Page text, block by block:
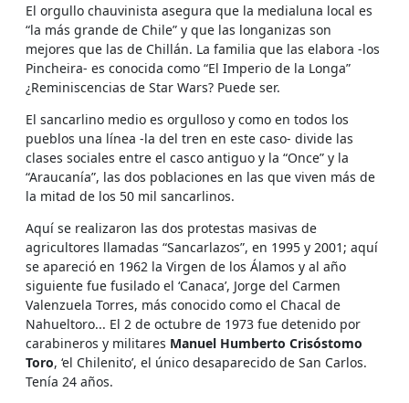
El orgullo chauvinista asegura que la medialuna local es
“la más grande de Chile” y que las longanizas son
mejores que las de Chillán. La familia que las elabora -los
Pincheira- es conocida como “El Imperio de la Longa”
¿Reminiscencias de Star Wars? Puede ser.
El sancarlino medio es orgulloso y como en todos los
pueblos una línea -la del tren en este caso- divide las
clases sociales entre el casco antiguo y la “Once” y la
“Araucanía”, las dos poblaciones en las que viven más de
la mitad de los 50 mil sancarlinos.
Aquí se realizaron las dos protestas masivas de
agricultores llamadas “Sancarlazos”, en 1995 y 2001; aquí
se apareció en 1962 la Virgen de los Álamos y al año
siguiente fue fusilado el ‘Canaca’, Jorge del Carmen
Valenzuela Torres, más conocido como el Chacal de
Nahueltoro... El 2 de octubre de 1973 fue detenido por
carabineros y militares Manuel Humberto Crisóstomo
Toro, ‘el Chilenito’, el único desaparecido de San Carlos.
Tenía 24 años.